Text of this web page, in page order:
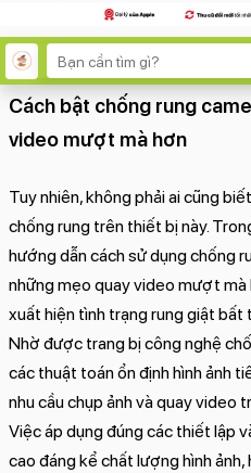
Cách bật chống rung
video mượt mà hơn
Tuy nhiên, không phải ai cũng
chống rung trên thiết bị này.
hướng dẫn cách sử dụng chống
những mẹo quay video mượt mà
xuất hiện tình trạng rung giật bất
Nhờ được trang bị công nghệ
các thuật toán ổn định hình ảnh
nhu cầu chụp ảnh và quay video
Việc áp dụng đúng các thiết lập
cao đáng kể chất lượng hình ảnh,